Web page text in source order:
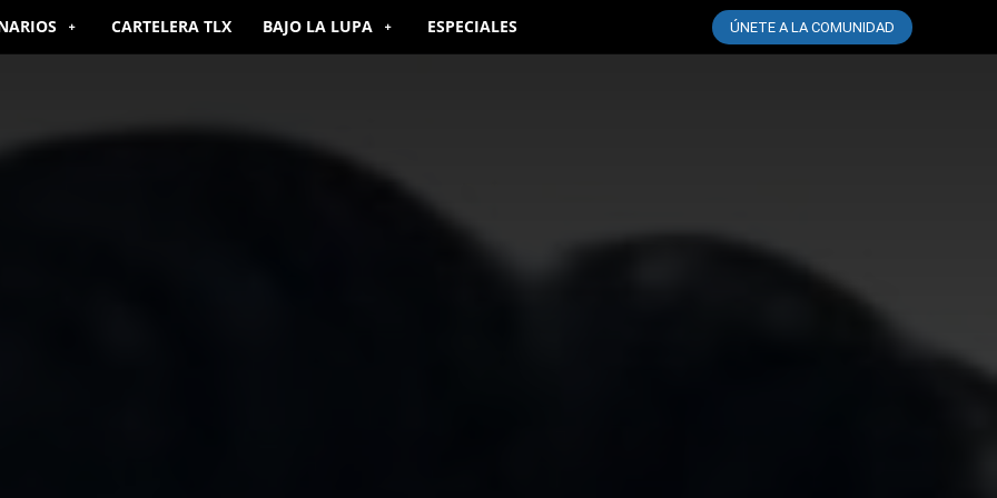
CARTELERA TLX BAJO LA LUPA ESPECIALES ÚNETE A LA COMUNIDAD